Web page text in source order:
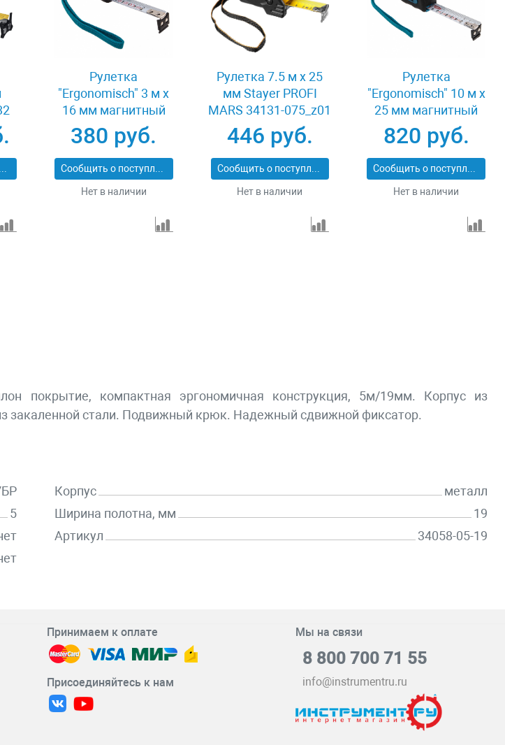
Сообщить о поступлении
Рулетка
"Ergonomisch" 3 м x
16 мм магнитный
обрезиненный зацеп
Gross 31101
380 руб.
Сообщить о поступлении
Нет в наличии
Рулетка 7.5 м x 25
мм Stayer PROFI
MARS 34131-075_z01
446 руб.
Сообщить о поступлении
Нет в наличии
Рулетка
"Ergonomisch" 10 м x
25 мм магнитный
обрезиненный зацеп
Gross 31105
820 руб.
Сообщить о поступлении
Нет в наличии
покрытие, компактная эргономичная конструкция, 5м/19мм. Корпус из
закаленной стали. Подвижный крюк. Надежный сдвижной фиксатор.
5
Корпус
металл
Ширина полотна, мм
19
Артикул
34058-05-19
Принимаем к оплате
Присоединяйтесь к нам
Мы на связи
8 800 700 71 55
info@instrumentru.ru